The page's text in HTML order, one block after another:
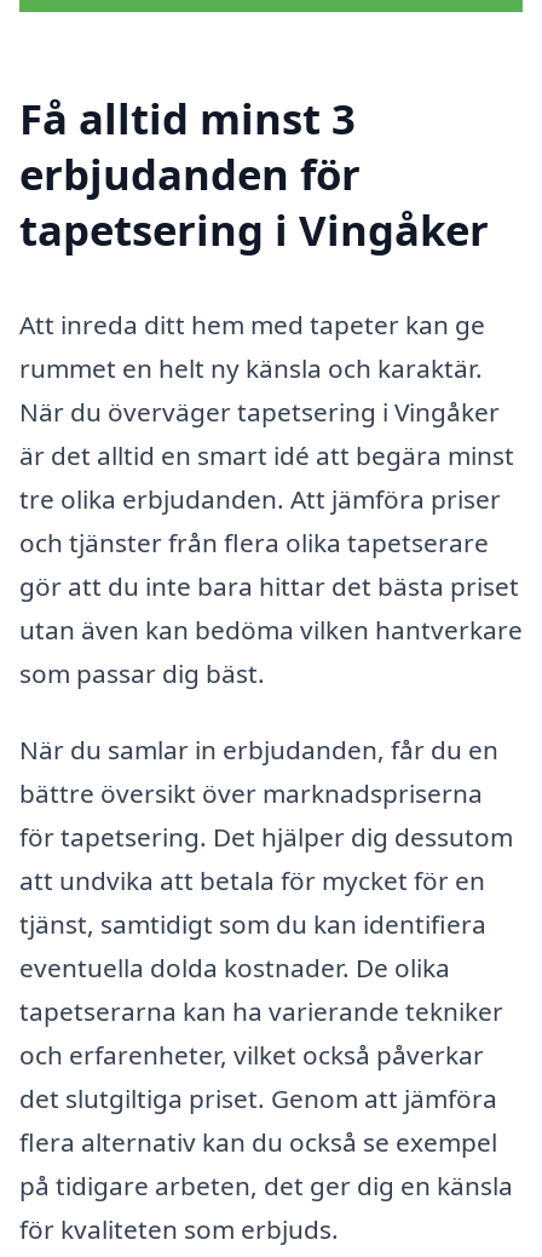
Få alltid minst 3
erbjudanden för
tapetsering i Vingåker
Att inreda ditt hem med tapeter kan ge
rummet en helt ny känsla och karaktär.
När du överväger tapetsering i Vingåker
är det alltid en smart idé att begära minst
tre olika erbjudanden. Att jämföra priser
och tjänster från flera olika tapetserare
gör att du inte bara hittar det bästa priset
utan även kan bedöma vilken hantverkare
som passar dig bäst.
När du samlar in erbjudanden, får du en
bättre översikt över marknadspriserna
för tapetsering. Det hjälper dig dessutom
att undvika att betala för mycket för en
tjänst, samtidigt som du kan identifiera
eventuella dolda kostnader. De olika
tapetserarna kan ha varierande tekniker
och erfarenheter, vilket också påverkar
det slutgiltiga priset. Genom att jämföra
flera alternativ kan du också se exempel
på tidigare arbeten, det ger dig en känsla
för kvaliteten som erbjuds.